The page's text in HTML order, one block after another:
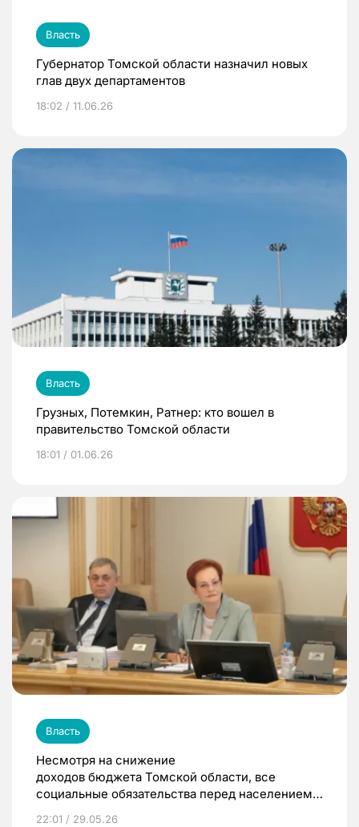
Власть
Губернатор Томской области назначил новых
глав двух департаментов
18:02 / 11.06.26
Власть
Грузных, Потемкин, Ратнер: кто вошел в
правительство Томской области
18:01 / 01.06.26
Власть
Несмотря на снижение
доходов бюджета Томской области, все
социальные обязательства перед населением
22:01 / 29.05.26